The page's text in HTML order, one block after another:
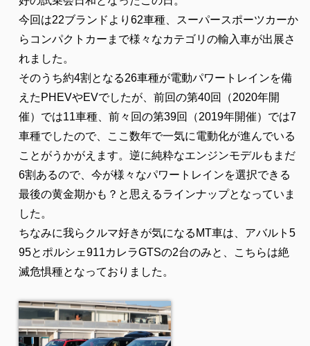
今回は22ブランドより62車種、スーパースポーツカーか
らコンパクトカーまで様々なカテゴリの輸入車が出展さ
れました。
そのうち約4割となる26車種が電動パワートレインを備
えたPHEVやEVでしたが、前回の第40回（2020年開
催）では11車種、前々回の第39回（2019年開催）では7
車種でしたので、ここ数年で一気に電動化が進んでいる
ことがうかがえます。逆に純粋なエンジンモデルもまだ
6割あるので、今が様々なパワートレインを選択できる
最後の黄金期かも？と思えるラインナップとなっていま
した。
ちなみに我らクルマ好きが気になるMT車は、アバルト5
95とポルシェ911カレラGTSの2台のみと、こちらは絶
滅危惧種となっておりました。